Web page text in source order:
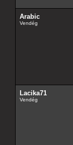
Arabic
Vendég
Lacika71
Vendég